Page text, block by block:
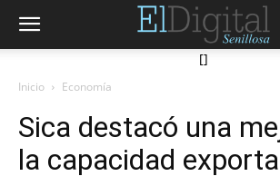
[]
Inicio Economía
Sica destacó una
la capacidad